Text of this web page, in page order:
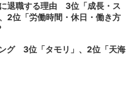
退職する理由 3位「成長・ス
2位「労働時間・休日・働き方
ング 3位「タモリ」、2位「天海